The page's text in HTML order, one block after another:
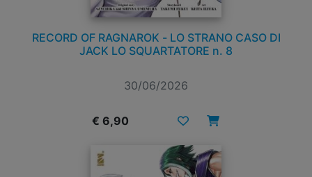
RECORD OF RAGNAROK - LO STRANO CASO DI
JACK LO SQUARTATORE n. 8
30/06/2026
€ 6,90